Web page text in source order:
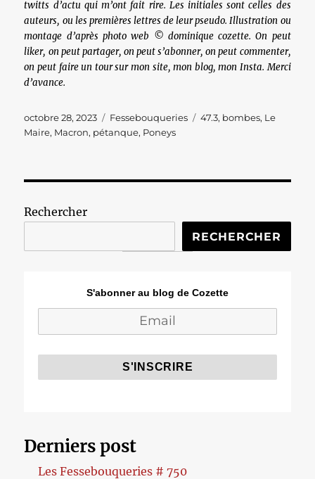
twitts d’actu qui m’ont fait rire. Les initiales sont celles des
auteurs, ou les premières lettres de leur pseudo. Illustration ou
montage d’après photo web © dominique cozette. On peut
liker, on peut partager, on peut s’abonner, on peut commenter,
on peut faire un tour sur mon site, mon blog, mon Insta. Merci
d’avance.
Publié
le
octobre 28, 2023 Catégories
Fessebouqueries Étiquettes
47.3, bombes, Le
Maire, Macron, pétanque, Poneys
Rechercher
RECHERCHER
S'abonner au blog de Cozette
Derniers post
Les Fessebouqueries # 750